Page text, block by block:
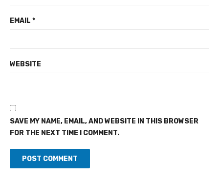
EMAIL *
WEBSITE
SAVE MY NAME, EMAIL, AND WEBSITE IN THIS BROWSER
FOR THE NEXT TIME I COMMENT.